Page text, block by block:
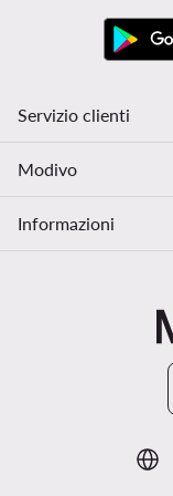
Servizio clienti
Modivo
Informazioni